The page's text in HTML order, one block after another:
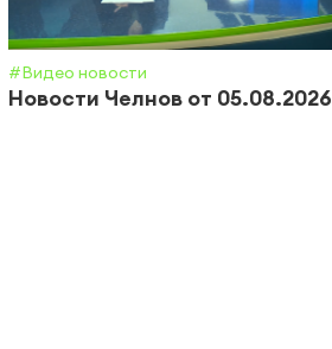
#Видео новости
Новости Челнов от 05.08.2026